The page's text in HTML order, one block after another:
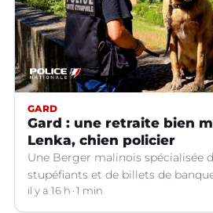
GARD
Gard : une retraite bien
Lenka, chien policier
Une Berger malinois spécialisée
stupéfiants et de billets de
il y a 16 h 1 min